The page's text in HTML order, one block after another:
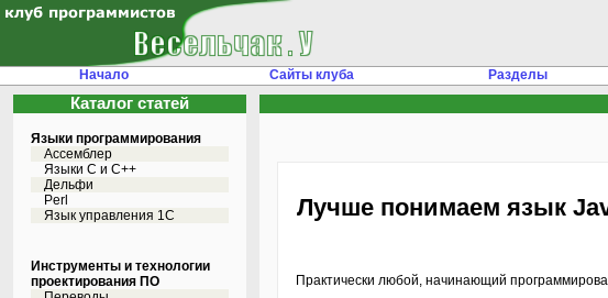
Начало Сайты клуба Разделы
Каталог статей
Языки программирования
Ассемблер
Языки С и C++
Дельфи
Perl
Язык управления 1С
Инструменты и технологии
проектирования ПО
Лучше понимаем язык
Практически любой, начинающий